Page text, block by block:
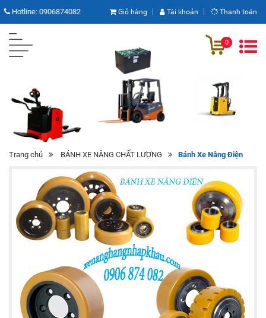
Hotline:0906874082 Giỏ hàng Tài khoản Thanh toán
0
Trang chủ BÁNH XE NÂNG CHẤT LƯỢNG Bánh Xe Nâng Điện